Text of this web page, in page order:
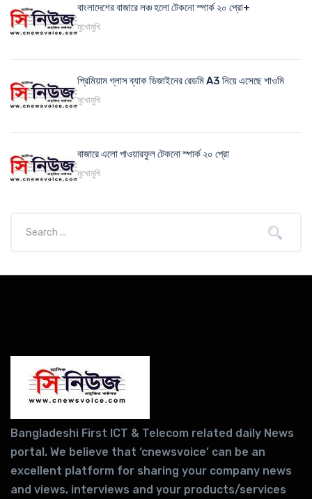
বাংলাদেশের বাজারে লঞ্চ হলো টেকনো স্পার্ক ২০ প্রো+
মুখোমুখি
প্রিমিয়াম গ্লাস ব্যাক ডিজাইনের রেডমি A3 নিয়ে এসেছে শাওমি
মুখোমুখি
বাজারে এলো পাওয়ারফুল টেকনো স্পার্ক ২০ প্রো
মুখোমুখি
Bangladeshi First ICT & Telecom related daily News
portal. We believe that ‘cnewsvoice’ can be an
excellent platform for sharing your company news
and views, interviews and your products/services